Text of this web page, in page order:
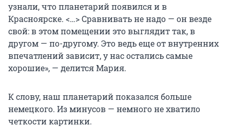
узнали, что планетарий появился и в
Красноярске. <…> Сравнивать не надо — он везде
свой: в этом помещении это выглядит так, в
другом — по-другому. Это ведь еще от внутренних
впечатлений зависит, у нас остались самые
хорошие», — делится Мария.
К слову, наш планетарий показался больше
немецкого. Из минусов — немного не хватило
четкости картинки.